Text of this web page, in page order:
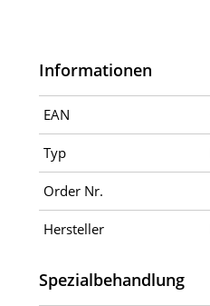
Informationen
EAN
Typ
Order Nr.
Hersteller
Spezialbehandlung